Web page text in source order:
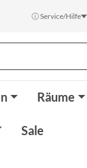
ⓘ Service/Hilfe
Räume
Sale